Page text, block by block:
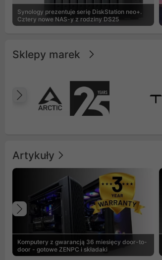
Synology prezentuje serię DiskStation neo+.
Cztery nowe NAS-y z rodziny DS25
Sklepy marek
Poprzedni
Artykuły
Komputery z gwarancją 36 miesięcy door-to-
door - gotowe ZENPC i składaki
Poprzedni